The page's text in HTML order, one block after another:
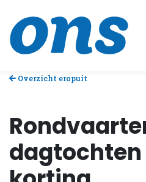
Overzicht eropuit
dagtochten